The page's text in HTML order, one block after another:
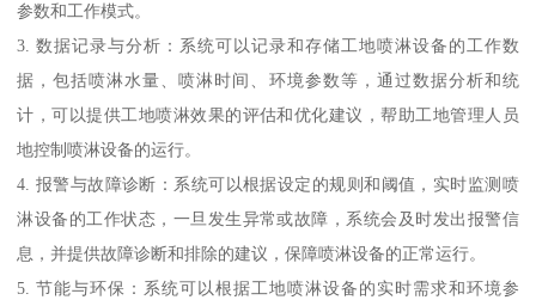
参数和工作模式。
3. 数据记录与分析：系统可以记录和存储工地喷淋设备的工作数
据，包括喷淋水量、喷淋时间、环境参数等，通过数据分析和统
计，可以提供工地喷淋效果的评估和优化建议，帮助工地管理人员
地控制喷淋设备的运行。
4. 报警与故障诊断：系统可以根据设定的规则和阈值，实时监测喷
淋设备的工作状态，一旦发生异常或故障，系统会及时发出报警信
息，并提供故障诊断和排除的建议，保障喷淋设备的正常运行。
5. 节能与环保：系统可以根据工地喷淋设备的实时需求和环境参